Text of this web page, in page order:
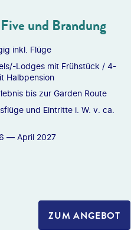
und Brandung
inkl. Flüge
Lodges mit Frühstück / 4-
Halbpension
bis zur Garden Route
und Eintritte i. W. v. ca.
— April 2027
ZUM ANGEBOT